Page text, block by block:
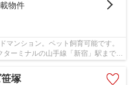
物件
マンション。ペット飼育可能です。
ーミナルの山手線「新宿」駅まで1
利便性に富ん...
塚